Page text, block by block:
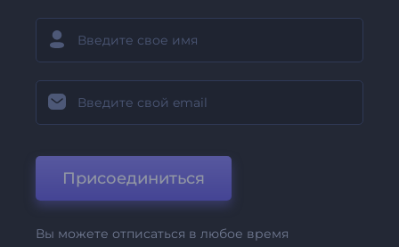
Присоединиться
Вы можете отписаться в любое время